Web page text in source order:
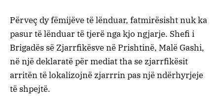
Përveç dy fëmijëve të lënduar, fatmirësisht nuk ka
pasur të lënduar të tjerë nga kjo ngjarje. Shefi i
Brigadës së Zjarrfikësve në Prishtinë, Malë Gashi,
në një deklaratë për mediat tha se zjarrfikësit
arritën të lokalizojnë zjarrrin pas një ndërhyrjeje
të shpejtë.